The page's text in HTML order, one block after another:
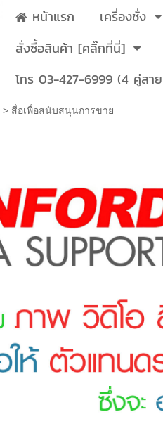
หน้าแรก
เครื่องชั่ง
สั่งซื้อสินค้า [คลิ๊กที่นี่]
โทร 03-427-6999 (4 คู่สา
> สื่อเพื่อสนับสนุนการขาย